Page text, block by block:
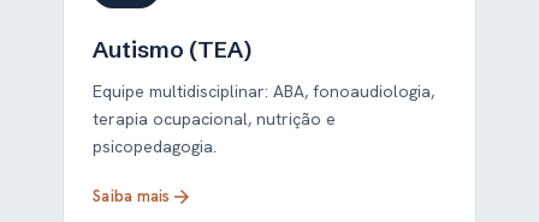
Autismo (TEA)
Equipe multidisciplinar: ABA, fonoaudiologia,
terapia ocupacional, nutrição e
psicopedagogia.
Saiba mais arrow_forward